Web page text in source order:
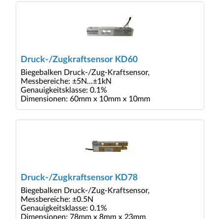
Druck-/Zugkraftsensor KD60
Biegebalken Druck-/Zug-Kraftsensor,
Messbereiche: ±5N...±1kN
Genauigkeitsklasse: 0.1%
Dimensionen: 60mm x 10mm x 10mm
Druck-/Zugkraftsensor KD78
Biegebalken Druck-/Zug-Kraftsensor,
Messbereiche: ±0.5N
Genauigkeitsklasse: 0.1%
Dimensionen: 78mm x 8mm x 23mm